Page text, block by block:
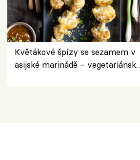
Květákové špízy se sezamem v
asijské marinádě – vegetariánská